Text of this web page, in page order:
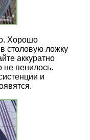
Хорошо
столовую ложку
аккуратно
не пенилось.
и